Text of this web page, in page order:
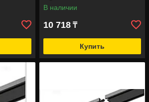
В наличии
10 718 ₸
Купить